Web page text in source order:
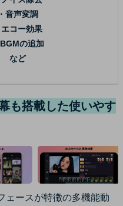
・音声変調
エコー効果
BGMの追加
など
も搭載した使いやす
ェースが特徴の多機能動